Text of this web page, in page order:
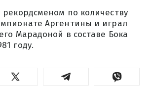
рекордсменом по количеству
Аргентины и играл
Марадоной в составе Бока
году.